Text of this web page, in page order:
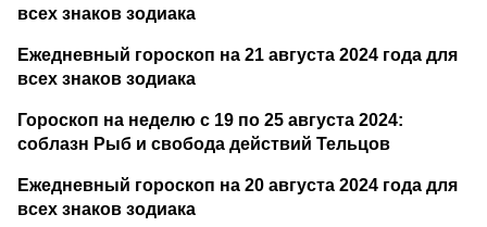
всех знаков зодиака
Ежедневный гороскоп на 21 августа 2024 года для
всех знаков зодиака
Гороскоп на неделю с 19 по 25 августа 2024:
соблазн Рыб и свобода действий Тельцов
Ежедневный гороскоп на 20 августа 2024 года для
всех знаков зодиака